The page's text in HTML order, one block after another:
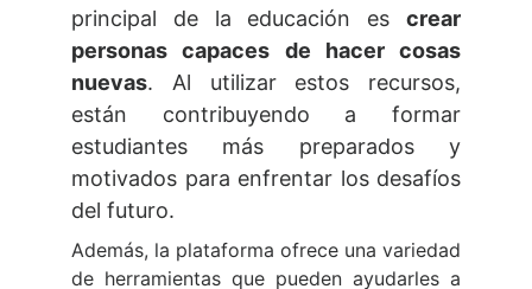
principal de la educación es crear
personas capaces de hacer cosas
nuevas. Al utilizar estos recursos,
están contribuyendo a formar
estudiantes más preparados y
motivados para enfrentar los desafíos
del futuro.
Además, la plataforma ofrece una variedad
de herramientas que pueden ayudarles a